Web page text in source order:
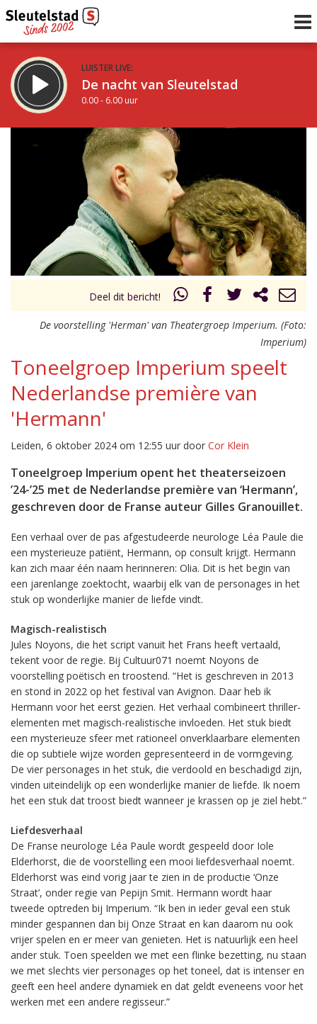
LUISTER LIVE:
De nacht van Sleutelstad
0.00 - 6.00 uur
De ochtend van Sleutelstad
uur 1 van 0
Deel dit bericht!
De voorstelling 'Herman' van Theatergroep Imperium. (Foto:
Imperium)
Toneelgroep Imperium speelt
Nederlandse première van
'Hermann'
Leiden, 6 oktober 2024 om 12:55 uur door Cor Klein
Toneelgroep Imperium opent het theaterseizoen
’24-’25 met de Nederlandse première van ‘Hermann’,
geschreven door de Franse auteur Gilles Granouillet.
Een verhaal over de pas afgestudeerde neurologe Léa Paule die
een mysterieuze patiënt, Hermann, op consult krijgt. Hermann
kan zich maar één naam herinneren: Olia. Dit is het begin van
een jarenlange zoektocht, waarbij elk van de personages in het
stuk op wonderlijke manier de liefde vindt.
Magisch-realistisch
Jules Noyons, die het script vanuit het Frans heeft vertaald,
tekent voor de regie. Bij Cultuur071 noemt Noyons de
voorstelling poëtisch en troostend. “Het is geschreven in 2013
en stond in 2022 op het festival van Avignon. Daar heb ik
Hermann voor het eerst gezien. Het verhaal combineert thriller-
elementen met magisch-realistische invloeden. Het stuk biedt
een mysterieuze sfeer met rationeel onverklaarbare elementen
die op subtiele wijze worden gepresenteerd in de vormgeving.
De vier personages in het stuk, die verdoold en beschadigd zijn,
vinden uiteindelijk op een wonderlijke manier de liefde. Ik noem
het een stuk dat troost biedt wanneer je krassen op je ziel hebt.”
Liefdesverhaal
De Franse neurologe Léa Paule wordt gespeeld door Iole
Elderhorst, die de voorstelling een mooi liefdesverhaal noemt.
Elderhorst was eind vorig jaar te zien in de productie ‘Onze
Straat’, onder regie van Pepijn Smit. Hermann wordt haar
tweede optreden bij Imperium. “Ik ben in ieder geval een stuk
minder gespannen dan bij Onze Straat en kan daarom nu ook
vrijer spelen en er meer van genieten. Het is natuurlijk een heel
ander stuk. Toen speelden we met een flinke bezetting, nu staan
we met slechts vier personages op het toneel, dat is intenser en
geeft een heel andere dynamiek en dat geldt eveneens voor het
werken met een andere regisseur.”